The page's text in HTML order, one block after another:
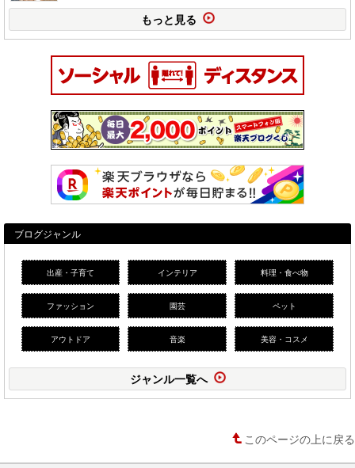
もっと見る
ブログジャンル
出産・子育て インテリア 料理・食べ物
ファッション 園芸 ペット
アウトドア 音楽 美容・コスメ
ジャンル一覧へ
このページの上に戻る